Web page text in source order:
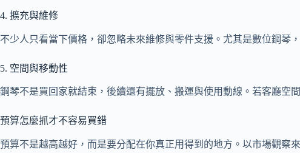
4. 擴充與維修
不少人只看當下價格，卻忽略未來維修與零件支援。尤其是數位鋼琴
5. 空間與移動性
鋼琴不是買回家就結束，後續還有擺放、搬運與使用動線。若客廳空
預算怎麼抓才不容易買錯
預算不是越高越好，而是要分配在你真正用得到的地方。以市場觀察